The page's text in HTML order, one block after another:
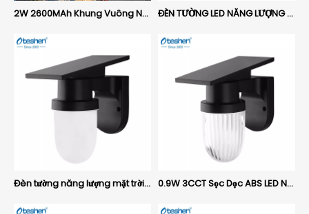
2W 2600MAh Khung Vuông Nhôm ĐÈN LED NĂNG LƯỢNG MẶT TRỜI MẶT TRỜI, IP65 Đèn đường dẫn sân vườn năng lượng mặt trời ngoài trời Oteshen SL1919 / SL1903 / SL1904 ĐÈN TƯỜNG LED NĂNG LƯỢNG MẶT TRỜI 0,9W 3CCT hình cầu, IP54 Điều khiển từ xa Đèn tường sân vườn năng lượng mặt trời ngoài trời Oteshen SL1932AT
Đèn tường năng lượng mặt trời LED ABS hình trụ 0,9W 3CCT, đèn hiên ngoài trời điều khiển từ xa IP54 SL1932BT 0.9W 3CCT Sọc Dọc ABS LED Năng Lượng Mặt Trời Đèn Tường, IP54 Điều Khiển Từ Xa Hiên Nhà Ngoài Trời Đèn Sân Vườn Oteshen SL1932CT